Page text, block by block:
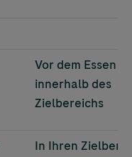
Vor dem Essen
innerhalb des
Zielbereichs
In Ihren